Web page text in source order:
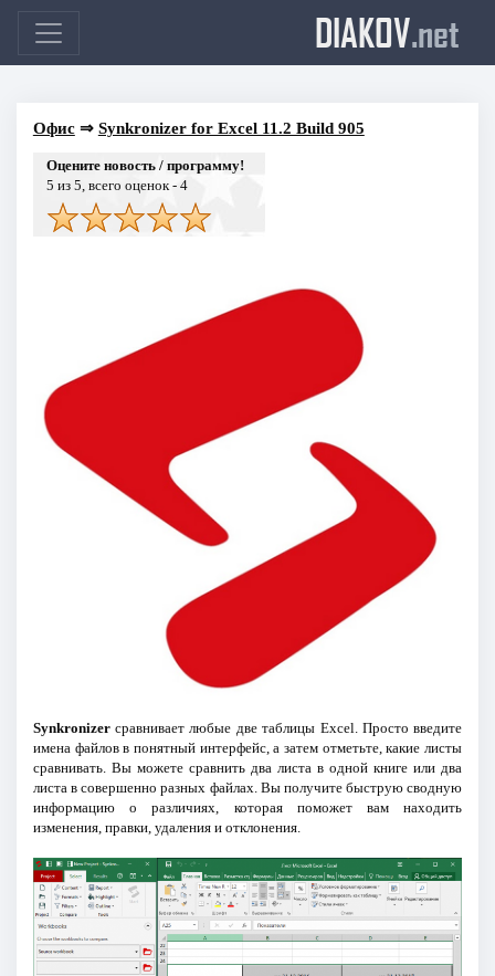
DIAKOV.net
Офис⇒ Synkronizer for Excel 11.2 Build 905
Оцените новость / программу!
5 из 5, всего оценок - 4
Synkronizerсравнивает любые две таблицы Excel. Просто введите
имена файлов в понятный интерфейс, а затем отметьте, какие листы
сравнивать. Вы можете сравнить два листа в одной книге или два
листа в совершенно разных файлах. Вы получите быструю сводную
информацию о различиях, которая поможет вам находить
изменения, правки, удаления и отклонения.